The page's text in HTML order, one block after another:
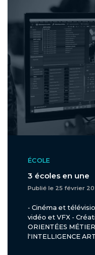
ÉCOLE
3 écoles en une
Publié le 25 février
- Cinéma et
vidéo et VFX -
ORIENTÉES
l'INTELLIGENCE